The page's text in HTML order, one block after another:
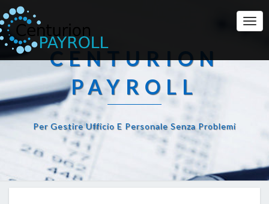
CENTURION
PAYROLL
Per Gestire Ufficio E Personale Senza Problemi